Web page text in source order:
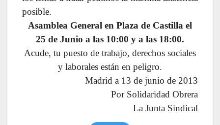
posible.
Asamblea General en Plaza de Castilla el
25 de Junio a las 10:00 y a las 18:00.
Acude, tu puesto de trabajo, derechos sociales
y laborales están en peligro.
Madrid a 13 de junio de 2013
Por Solidaridad Obrera
La Junta Sindical